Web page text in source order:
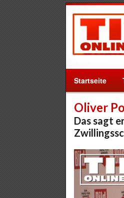
Startseite
Oliver
Das sagt